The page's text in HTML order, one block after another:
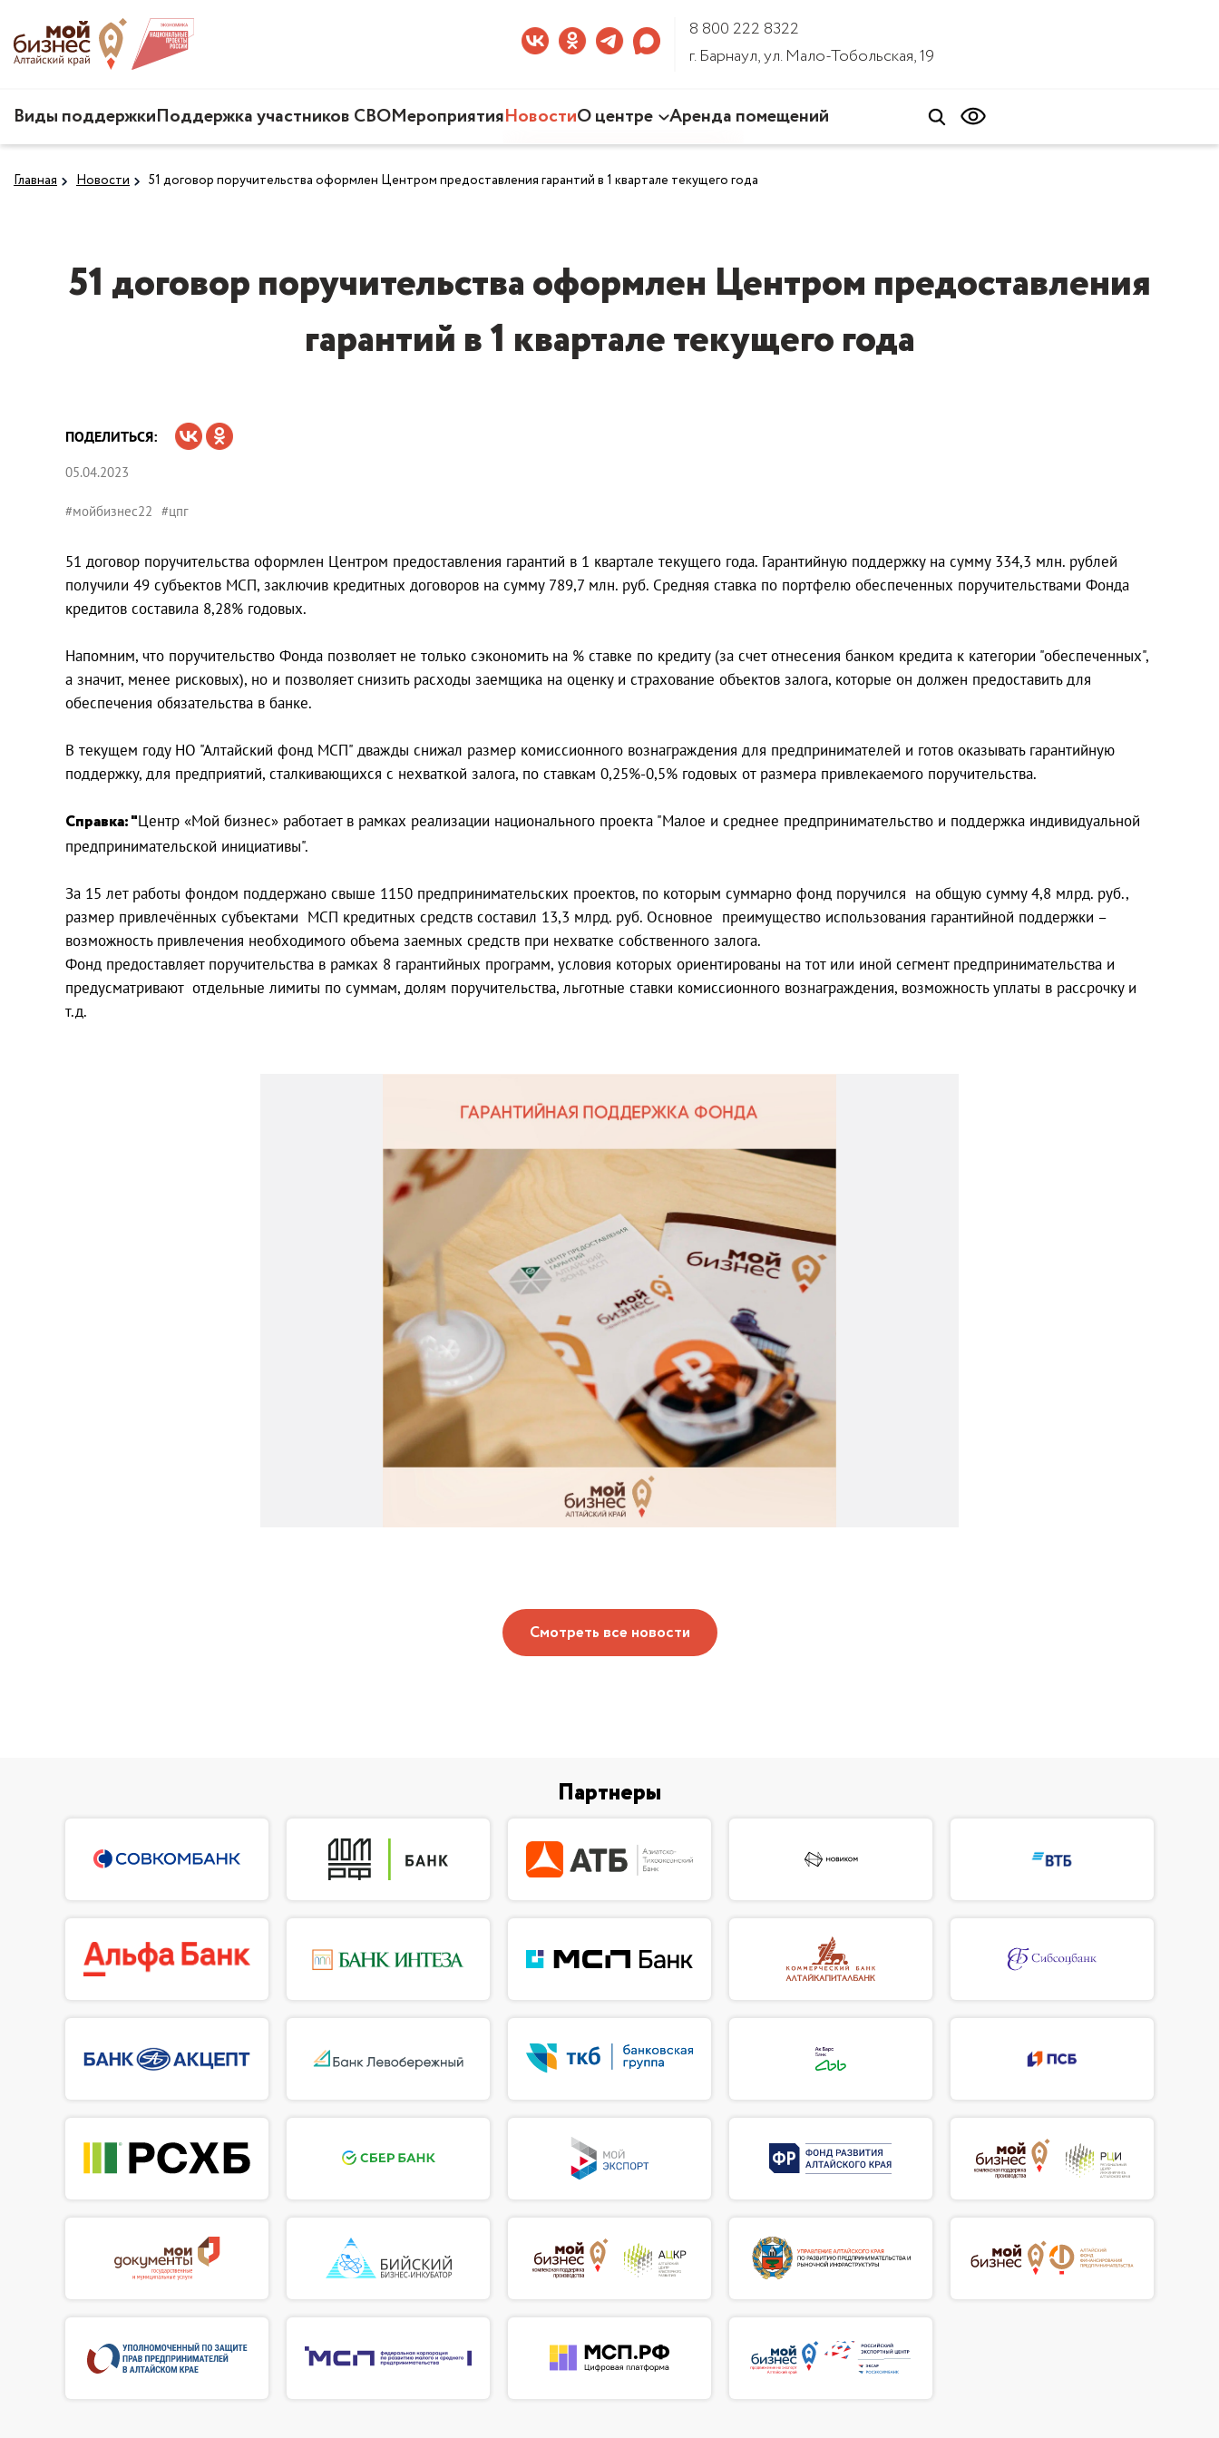
8 800 222 8322
г. Барнаул, ул. Мало-Тобольская, 19
Виды поддержкиПоддержка участников СВОМероприятияНовостиО центре
Команда Центра
3D-тур по Центру
Аренда помещений
Главная Новости 51 договор поручительства оформлен Центром предоставления гарантий в 1 квартале текущего года
51 договор поручительства оформлен Центром предоставления
гарантий в 1 квартале текущего года
ПОДЕЛИТЬСЯ:
05.04.2023
#мойбизнес22 #цпг
51 договор поручительства оформлен Центром предоставления гарантий в 1 квартале текущего года. Гарантийную поддержку на сумму 334,3 млн. рублей
получили 49 субъектов МСП, заключив кредитных договоров на сумму 789,7 млн. руб. Средняя ставка по портфелю обеспеченных поручительствами Фонда
кредитов составила 8,28% годовых.
Напомним, что поручительство Фонда позволяет не только сэкономить на % ставке по кредиту (за счет отнесения банком кредита к категории "обеспеченных",
а значит, менее рисковых), но и позволяет снизить расходы заемщика на оценку и страхование объектов залога, которые он должен предоставить для
обеспечения обязательства в банке.
В текущем году НО "Алтайский фонд МСП" дважды снижал размер комиссионного вознаграждения для предпринимателей и готов оказывать гарантийную
поддержку, для предприятий, сталкивающихся с нехваткой залога, по ставкам 0,25%-0,5% годовых от размера привлекаемого поручительства.
Справка: "Центр «Мой бизнес» работает в рамках реализации национального проекта "Малое и среднее предпринимательство и поддержка индивидуальной
предпринимательской инициативы".
За 15 лет работы фондом поддержано свыше 1150 предпринимательских проектов, по которым суммарно фонд поручился на общую сумму 4,8 млрд. руб.,
размер привлечённых субъектами МСП кредитных средств составил 13,3 млрд. руб. Основное преимущество использования гарантийной поддержки –
возможность привлечения необходимого объема заемных средств при нехватке собственного залога.
Фонд предоставляет поручительства в рамках 8 гарантийных программ, условия которых ориентированы на тот или иной сегмент предпринимательства и
предусматривают отдельные лимиты по суммам, долям поручительства, льготные ставки комиссионного вознаграждения, возможность уплаты в рассрочку и
т.д.
Смотреть все новости
Партнеры